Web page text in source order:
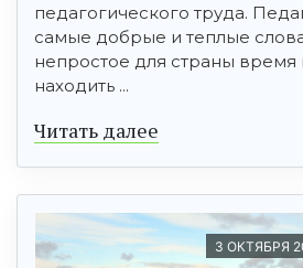
педагогического труда.
самые добрые и теплые
непростое для страны время
находить ...
Читать далее
3 ОКТЯБРЯ